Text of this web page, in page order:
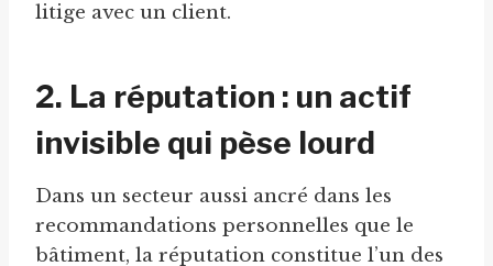
litige avec un client.
2. La réputation : un actif
invisible qui pèse lourd
Dans un secteur aussi ancré dans les
recommandations personnelles que le
bâtiment, la réputation constitue l’un des